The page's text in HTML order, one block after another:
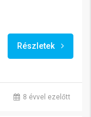
Részletek
8 évvel ezelőtt